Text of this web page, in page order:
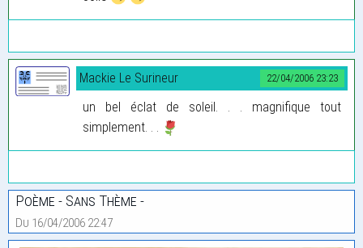
22/04/2006 23:23
Mackie Le Surineur
un bel éclat de soleil. . . magnifique tout
simplement. . .
Poème - Sans Thème -
Du 16/04/2006 22:47